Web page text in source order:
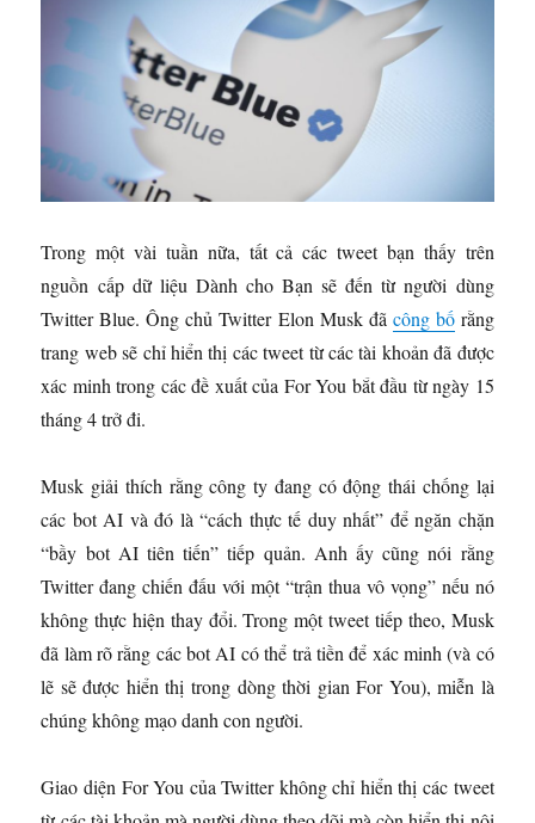
Trong một vài tuần nữa, tất cả các tweet bạn thấy trên
nguồn cấp dữ liệu Dành cho Bạn sẽ đến từ người dùng
Twitter Blue. Ông chủ Twitter Elon Musk đã công bốrằng
trang web sẽ chỉ hiển thị các tweet từ các tài khoản đã được
xác minh trong các đề xuất của For You bắt đầu từ ngày 15
tháng 4 trở đi.
Musk giải thích rằng công ty đang có động thái chống lại
các bot AI và đó là “cách thực tế duy nhất” để ngăn chặn
“bầy bot AI tiên tiến” tiếp quản. Anh ấy cũng nói rằng
Twitter đang chiến đấu với một “trận thua vô vọng” nếu nó
không thực hiện thay đổi. Trong một tweet tiếp theo, Musk
đã làm rõ rằng các bot AI có thể trả tiền để xác minh (và có
lẽ sẽ được hiển thị trong dòng thời gian For You), miễn là
chúng không mạo danh con người.
Giao diện For You của Twitter không chỉ hiển thị các tweet